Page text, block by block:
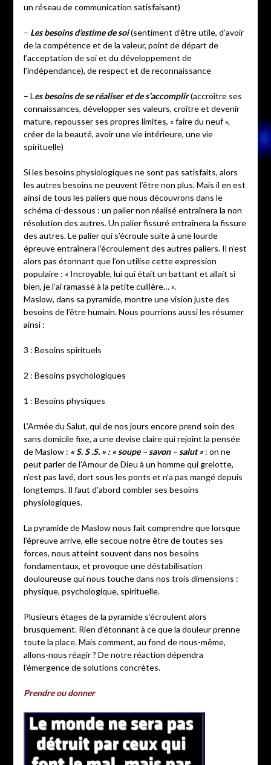
un réseau de communication satisfaisant)
– Les besoins d’estime de soi(sentiment d’être utile, d’avoir
de la compétence et de la valeur, point de départ de
l’acceptation de soi et du développement de
l’indépendance), de respect et de reconnaissance
– Les besoins de se réaliser et de s’accomplir (accroître ses
connaissances, développer ses valeurs, croître et devenir
mature, repousser ses propres limites, « faire du neuf »,
créer de la beauté, avoir une vie intérieure, une vie
spirituelle)
Si les besoins physiologiques ne sont pas satisfaits, alors
les autres besoins ne peuvent l’être non plus. Mais il en est
ainsi de tous les paliers que nous découvrons dans le
schéma ci-dessous : un palier non réalisé entraînera la non
résolution des autres. Un palier fissuré entraînera la fissure
des autres. Le palier qui s’écroule suite à une lourde
épreuve entraînera l’écroulement des autres paliers. Il n’est
alors pas étonnant que l’on utilise cette expression
populaire : « Incroyable, lui qui était un battant et allait si
bien, je l’ai ramassé à la petite cuillère… ».
Maslow, dans sa pyramide, montre une vision juste des
besoins de l’être humain. Nous pourrions aussi les résumer
ainsi :
3 : Besoins spirituels
2 : Besoins psychologiques
1 : Besoins physiques
L’Armée du Salut, qui de nos jours encore prend soin des
sans domicile fixe, a une devise claire qui rejoint la pensée
de Maslow : « S. S .S. » : « soupe – savon – salut »: on ne
peut parler de l’Amour de Dieu à un homme qui grelotte,
n’est pas lavé, dort sous les ponts et n’a pas mangé depuis
longtemps. Il faut d’abord combler ses besoins
physiologiques.
La pyramide de Maslow nous fait comprendre que lorsque
l’épreuve arrive, elle secoue notre être de toutes ses
forces, nous atteint souvent dans nos besoins
fondamentaux, et provoque une déstabilisation
douloureuse qui nous touche dans nos trois dimensions :
physique, psychologique, spirituelle.
Plusieurs étages de la pyramide s’écroulent alors
brusquement. Rien d’étonnant à ce que la douleur prenne
toute la place. Mais comment, au fond de nous-même,
allons-nous réagir ? De notre réaction dépendra
l’émergence de solutions concrètes.
Prendre ou donner